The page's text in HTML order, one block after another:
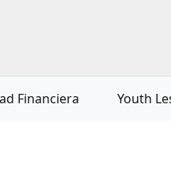
Financiera Youth